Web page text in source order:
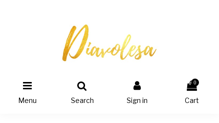
Menu Search Sign in
0
Cart